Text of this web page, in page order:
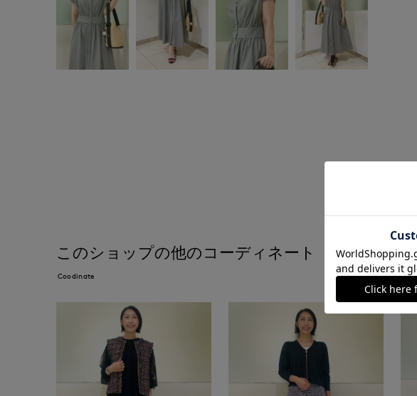
このショップの他のコーディネート
Coodinate